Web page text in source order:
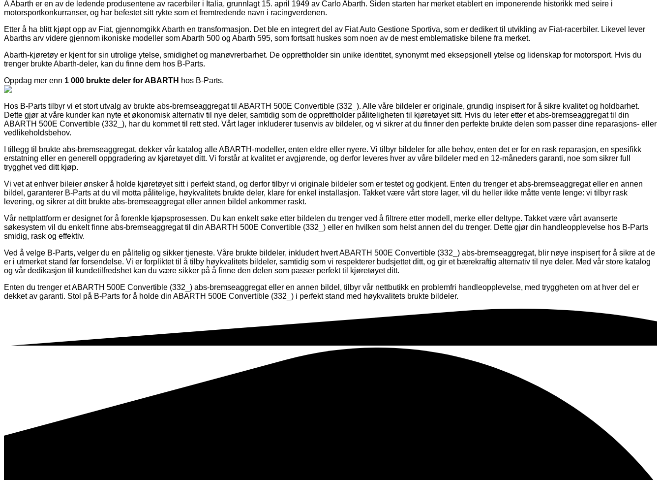
A Abarth er en av de ledende produsentene av racerbiler i Italia, grunnlagt 15. april 1949 av Carlo Abarth. Siden starten har merket etablert en imponerende historikk med seire i
motorsportkonkurranser, og har befestet sitt rykte som et fremtredende navn i racingverdenen.
Etter å ha blitt kjøpt opp av Fiat, gjennomgikk Abarth en transformasjon. Det ble en integrert del av Fiat Auto Gestione Sportiva, som er dedikert til utvikling av Fiat-racerbiler. Likevel lever
Abarths arv videre gjennom ikoniske modeller som Abarth 500 og Abarth 595, som fortsatt huskes som noen av de mest emblematiske bilene fra merket.
Abarth-kjøretøy er kjent for sin utrolige ytelse, smidighet og manøvrerbarhet. De opprettholder sin unike identitet, synonymt med eksepsjonell ytelse og lidenskap for motorsport. Hvis du
trenger brukte Abarth-deler, kan du finne dem hos B-Parts.
Oppdag mer enn 1 000 brukte deler for ABARTH hos B-Parts.
Hos B-Parts tilbyr vi et stort utvalg av brukte abs-bremseaggregat til ABARTH 500E Convertible (332_). Alle våre bildeler er originale, grundig inspisert for å sikre kvalitet og holdbarhet.
Dette gjør at våre kunder kan nyte et økonomisk alternativ til nye deler, samtidig som de opprettholder påliteligheten til kjøretøyet sitt. Hvis du leter etter et abs-bremseaggregat til din
ABARTH 500E Convertible (332_), har du kommet til rett sted. Vårt lager inkluderer tusenvis av bildeler, og vi sikrer at du finner den perfekte brukte delen som passer dine reparasjons- eller
vedlikeholdsbehov.
I tillegg til brukte abs-bremseaggregat, dekker vår katalog alle ABARTH-modeller, enten eldre eller nyere. Vi tilbyr bildeler for alle behov, enten det er for en rask reparasjon, en spesifikk
erstatning eller en generell oppgradering av kjøretøyet ditt. Vi forstår at kvalitet er avgjørende, og derfor leveres hver av våre bildeler med en 12-måneders garanti, noe som sikrer full
trygghet ved ditt kjøp.
Vi vet at enhver bileier ønsker å holde kjøretøyet sitt i perfekt stand, og derfor tilbyr vi originale bildeler som er testet og godkjent. Enten du trenger et abs-bremseaggregat eller en annen
bildel, garanterer B-Parts at du vil motta pålitelige, høykvalitets brukte deler, klare for enkel installasjon. Takket være vårt store lager, vil du heller ikke måtte vente lenge: vi tilbyr rask
levering, og sikrer at ditt brukte abs-bremseaggregat eller annen bildel ankommer raskt.
Vår nettplattform er designet for å forenkle kjøpsprosessen. Du kan enkelt søke etter bildelen du trenger ved å filtrere etter modell, merke eller deltype. Takket være vårt avanserte
søkesystem vil du enkelt finne abs-bremseaggregat til din ABARTH 500E Convertible (332_) eller en hvilken som helst annen del du trenger. Dette gjør din handleopplevelse hos B-Parts
smidig, rask og effektiv.
Ved å velge B-Parts, velger du en pålitelig og sikker tjeneste. Våre brukte bildeler, inkludert hvert ABARTH 500E Convertible (332_) abs-bremseaggregat, blir nøye inspisert for å sikre at de
er i utmerket stand før forsendelse. Vi er forpliktet til å tilby høykvalitets bildeler, samtidig som vi respekterer budsjettet ditt, og gir et bærekraftig alternativ til nye deler. Med vår store katalog
og vår dedikasjon til kundetilfredshet kan du være sikker på å finne den delen som passer perfekt til kjøretøyet ditt.
Enten du trenger et ABARTH 500E Convertible (332_) abs-bremseaggregat eller en annen bildel, tilbyr vår nettbutikk en problemfri handleopplevelse, med tryggheten om at hver del er
dekket av garanti. Stol på B-Parts for å holde din ABARTH 500E Convertible (332_) i perfekt stand med høykvalitets brukte bildeler.